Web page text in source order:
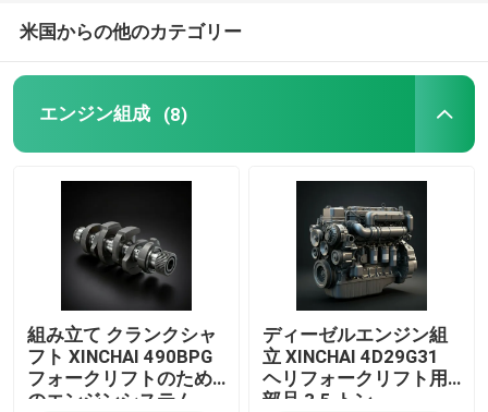
米国からの他のカテゴリー
エンジン組成 (8)
組み立て クランクシャ
フト XINCHAI 490BPG
フォークリフトのため
のエンジンシステム
ディーゼルエンジン組
立 XINCHAI 4D29G31
ヘリフォークリフト用
部品 3.5 トン